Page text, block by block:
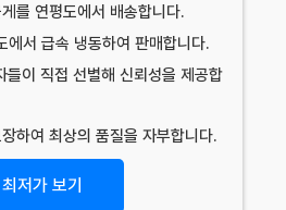
를 연평도에서 배송합니다.
서 급속 냉동하여 판매합니다.
이 직접 선별해 신뢰성을 제공합
하여 최상의 품질을 자부합니다.
최저가 보기